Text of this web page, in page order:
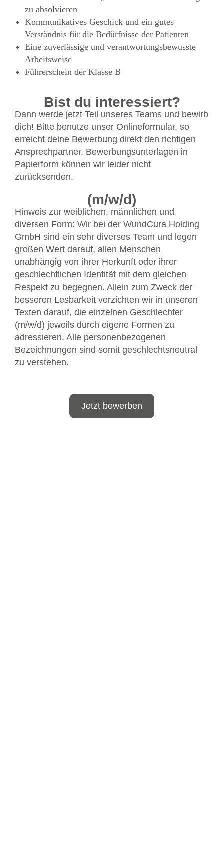
zu absolvieren
Kommunikatives Geschick und ein gutes
Verständnis für die Bedürfnisse der Patienten
Eine zuverlässige und verantwortungsbewusste
Arbeitsweise
Führerschein der Klasse B
Bist du interessiert?
Dann werde jetzt Teil unseres Teams und bewirb
dich! Bitte benutze unser Onlineformular, so
erreicht deine Bewerbung direkt den richtigen
Ansprechpartner. Bewerbungsunterlagen in
Papierform können wir leider nicht
zurücksenden.
(m/w/d)
Hinweis zur weiblichen, männlichen und
diversen Form: Wir bei der WundCura Holding
GmbH sind ein sehr diverses Team und legen
großen Wert darauf, allen Menschen
unabhängig von ihrer Herkunft oder ihrer
geschlechtlichen Identität mit dem gleichen
Respekt zu begegnen. Allein zum Zweck der
besseren Lesbarkeit verzichten wir in unseren
Texten darauf, die einzelnen Geschlechter
(m/w/d) jeweils durch eigene Formen zu
adressieren. Alle personenbezogenen
Bezeichnungen sind somit geschlechtsneutral
zu verstehen.
Jetzt bewerben